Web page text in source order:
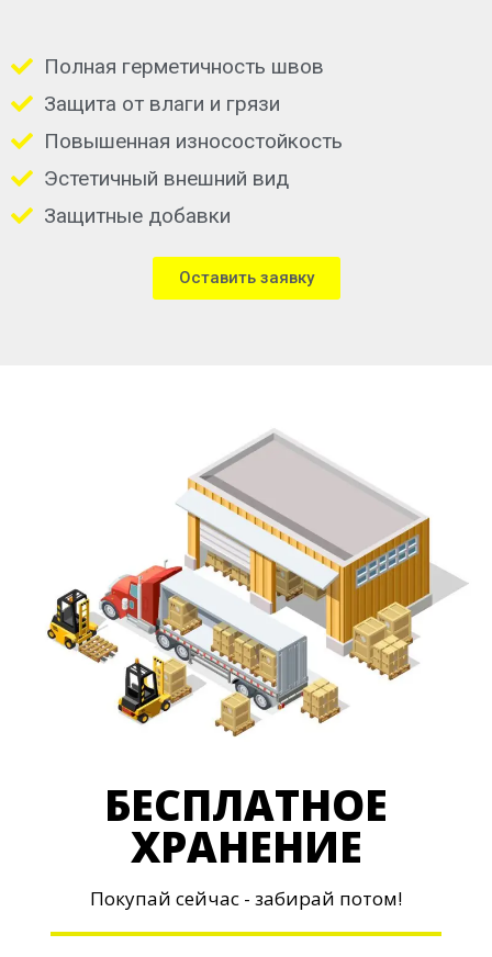
Полная герметичность швов
Защита от влаги и грязи
Повышенная износостойкость
Эстетичный внешний вид
Защитные добавки
Оставить заявку
БЕСПЛАТНОЕ
ХРАНЕНИЕ
Покупай сейчас - забирай потом!